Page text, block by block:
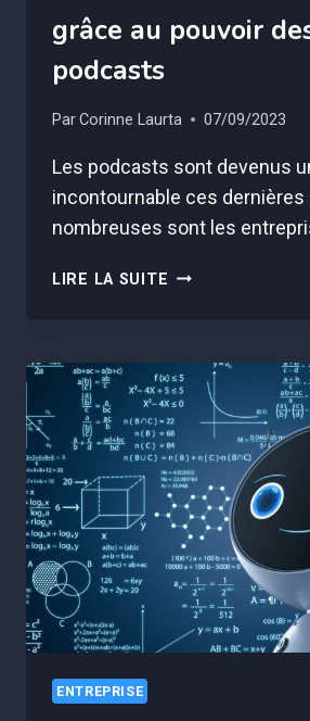
grâce au pouvoir
podcasts
ParCorinne Laurta 07/09/2023
Les podcasts sont devenus
incontournable ces dernières
nombreuses sont les
LIRE LA SUITE RENFORCER
AU
POUVOIR
DES
PODCASTS
ENTREPRISE